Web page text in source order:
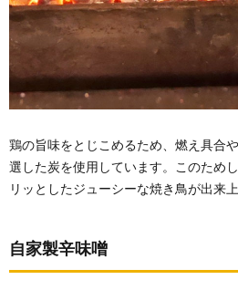
鶏の旨味をとじこめるため、燃え具合
選した炭を使用しています。このため
リッとしたジューシーな焼き鳥が出来上
自家製辛味噌